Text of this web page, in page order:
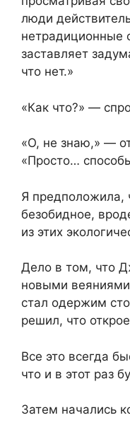
люди
нетрадиционные
заставляет
что нет.»
«Как что?» —
«О, не знаю,» —
«Просто…
Я предположила,
безобидное,
из этих
Дело в том, что
новыми
стал одержим
решил, что
Все это всегда
что и в этот раз
Затем начались